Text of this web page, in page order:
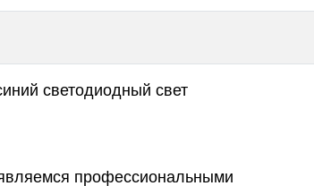
светодиодный свет
профессиональными